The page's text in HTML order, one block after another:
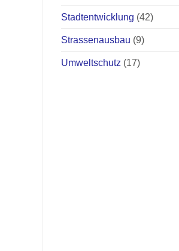
Stadtentwicklung (42)
Strassenausbau (9)
Umweltschutz (17)